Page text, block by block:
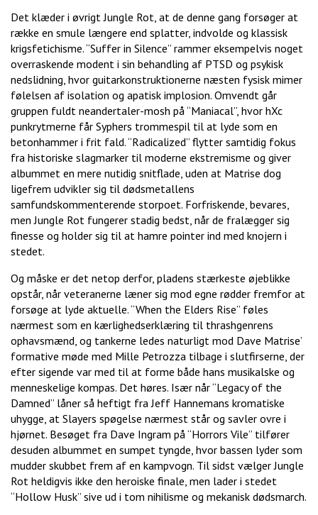
Det klæder i øvrigt Jungle Rot, at de denne gang forsøger at
række en smule længere end splatter, indvolde og klassisk
krigsfetichisme. “Suffer in Silence” rammer eksempelvis noget
overraskende modent i sin behandling af PTSD og psykisk
nedslidning, hvor guitarkonstruktionerne næsten fysisk mimer
følelsen af isolation og apatisk implosion. Omvendt går
gruppen fuldt neandertaler-mosh på “Maniacal”, hvor hXc
punkrytmerne får Syphers trommespil til at lyde som en
betonhammer i frit fald. “Radicalized” flytter samtidig fokus
fra historiske slagmarker til moderne ekstremisme og giver
albummet en mere nutidig snitflade, uden at Matrise dog
ligefrem udvikler sig til dødsmetallens
samfundskommenterende storpoet. Forfriskende, bevares,
men Jungle Rot fungerer stadig bedst, når de fralægger sig
finesse og holder sig til at hamre pointer ind med knojern i
stedet.
Og måske er det netop derfor, pladens stærkeste øjeblikke
opstår, når veteranerne læner sig mod egne rødder fremfor at
forsøge at lyde aktuelle. “When the Elders Rise” føles
nærmest som en kærlighedserklæring til thrashgenrens
ophavsmænd, og tankerne ledes naturligt mod Dave Matrise’
formative møde med Mille Petrozza tilbage i slutfirserne, der
efter sigende var med til at forme både hans musikalske og
menneskelige kompas. Det høres. Især når “Legacy of the
Damned” låner så heftigt fra Jeff Hannemans kromatiske
uhygge, at Slayers spøgelse nærmest står og savler ovre i
hjørnet. Besøget fra Dave Ingram på “Horrors Vile” tilfører
desuden albummet en sumpet tyngde, hvor bassen lyder som
mudder skubbet frem af en kampvogn. Til sidst vælger Jungle
Rot heldigvis ikke den heroiske finale, men lader i stedet
“Hollow Husk” sive ud i tom nihilisme og mekanisk dødsmarch.